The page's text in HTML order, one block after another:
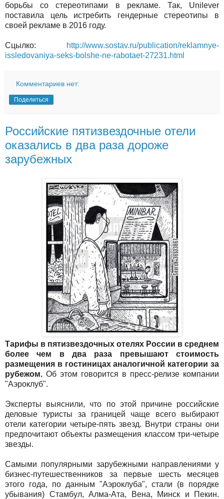
борьбы со стереотипами в рекламе. Так, Unilever
поставила цель истребить гендерные стереотипы в
своей рекламе в 2016 году.
Сцылко:
http://www.sostav.ru/publication/reklamnye-
issledovaniya-seks-bolshe-ne-rabotaet-27231.html
Комментариев нет:
Поделиться
Российские пятизвездочные отели
оказались в два раза дороже
зарубежных
Тарифы в пятизвездочных отелях России в среднем
более чем в два раза превышают стоимость
размещения в гостиницах аналогичной категории за
рубежом. Об этом говорится в пресс-релизе компании
"Аэроклуб".
Эксперты выяснили, что по этой причине российские
деловые туристы за границей чаще всего выбирают
отели категории четыре-пять звезд. Внутри страны они
предпочитают объекты размещения классом три-четыре
звезды.
Самыми популярными зарубежными направлениями у
бизнес-путешественников за первые шесть месяцев
этого года, по данным "Аэроклуба", стали (в порядке
убывания) Стамбул, Алма-Ата, Вена, Минск и Пекин.